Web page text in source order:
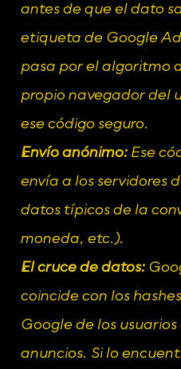
antes de que el dato
etiqueta de Google
pasa por el algoritmo
propio navegador del
ese código seguro.
Envío anónimo: Ese
envía a los servidores
datos típicos de la
moneda, etc.).
El cruce de datos:
coincide con los
Google de los
anuncios. Si lo